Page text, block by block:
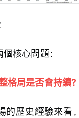
核心問題：
格局是否會持續？
的歷史經驗來看